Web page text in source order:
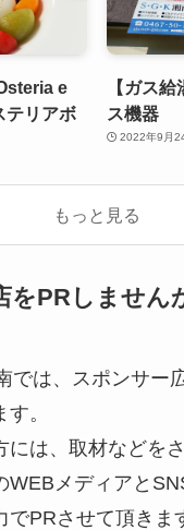
e
テリアボ
【ガス
ス機器
2022年9月
もっと見る
をPRしません
では、スポンサー
。
には、取材などを
WEBメディアと
でPRさせて頂きま